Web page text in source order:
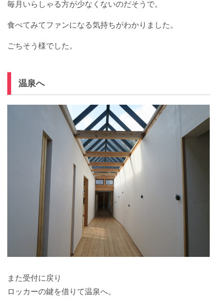
毎月いらしゃる方が少なくないのだそうで。
食べてみてファンになる気持ちがわかりました。
ごちそう様でした。
温泉へ
また受付に戻り
ロッカーの鍵を借りて温泉へ。